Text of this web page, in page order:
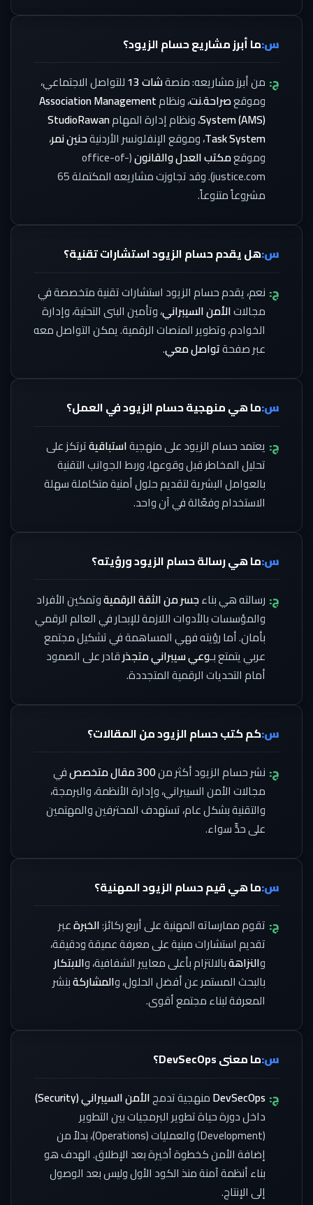
س:ما أبرز مشاريع حسام الزيود؟
ج: من أبرز مشاريعه: منصةشات 13
للتواصل الاجتماعي،
وموقعصراحة.نت، ونظامAssociation Management
System (AMS)، ونظام إدارة المهامStudioRawan
Task System، وموقع الإنفلونسر الأردنيةحنين نمر،
وموقعمكتب العدل والقانون (office-of-
justice.com). وقد تجاوزت مشاريعه المكتملة 65
مشروعاً متنوعاً.
س:هل يقدم حسام الزيود استشارات تقنية؟
ج: نعم، يقدم حسام الزيود استشارات تقنية متخصصة في
مجالاتالأمن السيبراني، وتأمين البنى التحتية، وإدارة
الخوادم، وتطوير المنصات الرقمية. يمكن التواصل معه
عبر صفحةتواصل معي.
س:ما هي منهجية حسام الزيود في العمل؟
ج: يعتمد حسام الزيود على منهجيةاستباقيةترتكز على
تحليل المخاطر قبل وقوعها، وربط الجوانب التقنية
بالعوامل البشرية لتقديم حلول أمنية متكاملة سهلة
الاستخدام وفعّالة في آن واحد.
س:ما هي رسالة حسام الزيود ورؤيته؟
ج: رسالته هي بناءجسر من الثقة الرقميةوتمكين الأفراد
والمؤسسات بالأدوات اللازمة للإبحار في العالم الرقمي
بأمان. أما رؤيته فهي المساهمة في تشكيل مجتمع
عربي يتمتع بـوعي سيبراني متجذرقادر على الصمود
أمام التحديات الرقمية المتجددة.
س:كم كتب حسام الزيود من المقالات؟
ج: نشر حسام الزيود أكثر من300 مقال متخصص
في
مجالات الأمن السيبراني، وإدارة الأنظمة، والبرمجة،
والتقنية بشكل عام، تستهدف المحترفين والمهتمين
على حدٍّ سواء.
س:ما هي قيم حسام الزيود المهنية؟
ج: تقوم ممارساته المهنية على أربع ركائز:الخبرةعبر
تقديم استشارات مبنية على معرفة عميقة ودقيقة،
والنزاهةبالالتزام بأعلى معايير الشفافية، والابتكار
بالبحث المستمر عن أفضل الحلول، والمشاركةبنشر
المعرفة لبناء مجتمع أقوى.
س:ما معنى DevSecOps؟
ج: DevSecOpsمنهجية تدمجالأمن السيبراني (Security)
داخل دورة حياة تطوير البرمجيات بين التطوير
(Development) والعمليات (Operations)، بدلاً من
إضافة الأمن كخطوة أخيرة بعد الإطلاق. الهدف هو
بناء أنظمة آمنة منذ الكود الأول وليس بعد الوصول
إلى الإنتاج.